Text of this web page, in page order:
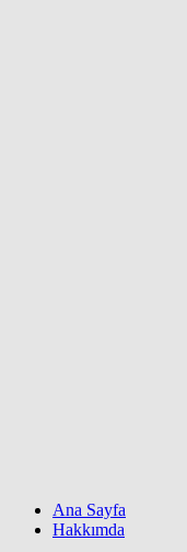
Ana Sayfa
Hakkımda